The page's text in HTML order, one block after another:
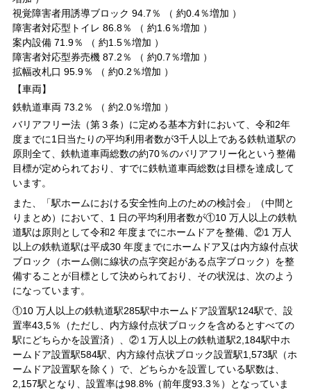
視覚障害者用誘導ブロック 94.7％ （ 約0.4％増加 ）
障害者対応型トイレ 86.8％ （ 約1.6％増加 ）
案内設備 71.9％ （ 約1.5％増加 ）
障害者対応型券売機 87.2％ （ 約0.7％増加 ）
拡幅改札口 95.9％ （ 約0.2％増加 ）
【車両】
鉄軌道車両 73.2％ （ 約2.0％増加 ）
バリアフリー法（第３条）に定める基本方針において、令和2年
度までに1日当たりの平均利用者数が3千人以上である鉄軌道駅の
原則全て、鉄軌道車両総数の約70％のバリアフリー化という整備
目標が定められており、すでに鉄軌道車両総数は目標を達成して
います。
また、「駅ホームにおける安全性向上のための検討会」（中間と
りまとめ）において、1 日の平均利用者数が①10 万人以上の鉄軌
道駅は原則として令和2 年度までにホームドアを整備、②1 万人
以上の鉄軌道駅は平成30 年度までにホームドア又は内方線付点状
ブロック（ホーム側に線状の点字突起がある点字ブロック）を整
備することが目標として決められており、その状況は、次のよう
になっています。
①10 万人以上の鉄軌道駅285駅中ホームドア設置駅124駅で、設
置率43,5％（ただし、内方線付点状ブロックを含めるとすべての
駅にどちらかを設置済）、②１万人以上の鉄軌道駅2,184駅中ホ
ームドア設置駅584駅、内方線付点状ブロック設置駅1,573駅（ホ
ームドア設置駅を除く）で、どちらかを設置している駅数は、
2,157駅となり、設置率は98.8%（前年度93.3％）となっていま